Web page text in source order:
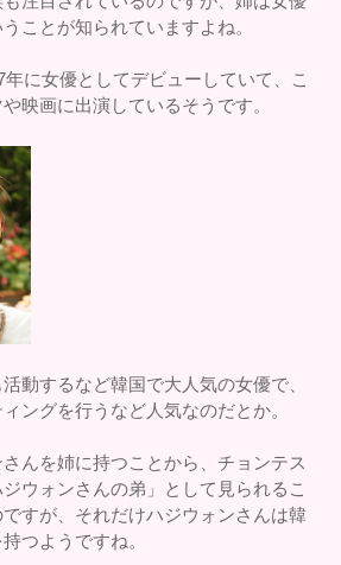
ことが知られていますよね。
に女優としてデビューしていて、こ
映画に出演しているそうです。
動するなど韓国で大人気の女優で、
ングを行うなど人気なのだとか。
んを姉に持つことから、チョンテス
ウォンさんの弟」として見られるこ
すが、それだけハジウォンさんは韓
つようですね。